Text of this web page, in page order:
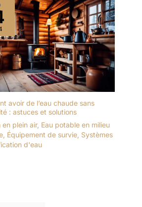
avoir de l’eau chaude sans
: astuces et solutions
en plein air, Eau potable en milieu
, Équipement de survie, Systèmes
d'eau